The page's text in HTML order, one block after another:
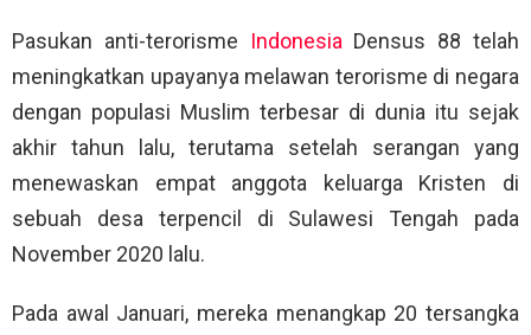
Pasukan anti-terorisme IndonesiaDensus 88 telah
meningkatkan upayanya melawan terorisme di negara
dengan populasi Muslim terbesar di dunia itu sejak
akhir tahun lalu, terutama setelah serangan yang
menewaskan empat anggota keluarga Kristen di
sebuah desa terpencil di Sulawesi Tengah pada
November 2020 lalu.
Pada awal Januari, mereka menangkap 20 tersangka